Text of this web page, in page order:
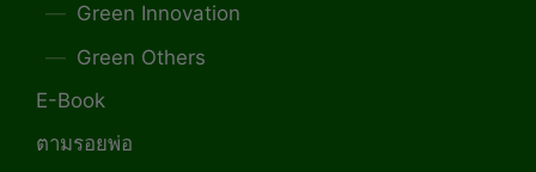
Green Innovation
Green Others
E-Book
ตามรอยพ่อ